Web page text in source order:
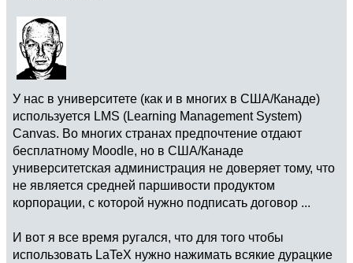
У нас в университете (как и в многих в США/Канаде)
используется LMS (Learning Management System)
Canvas. Во многих странах предпочтение отдают
бесплатному Moodle, но в США/Канаде
университетская администрация не доверяет тому, что
не является средней паршивости продуктом
корпорации, с которой нужно подписать договор ...
И вот я все время ругался, что для того чтобы
использовать LaTeX нужно нажимать всякие дурацкие